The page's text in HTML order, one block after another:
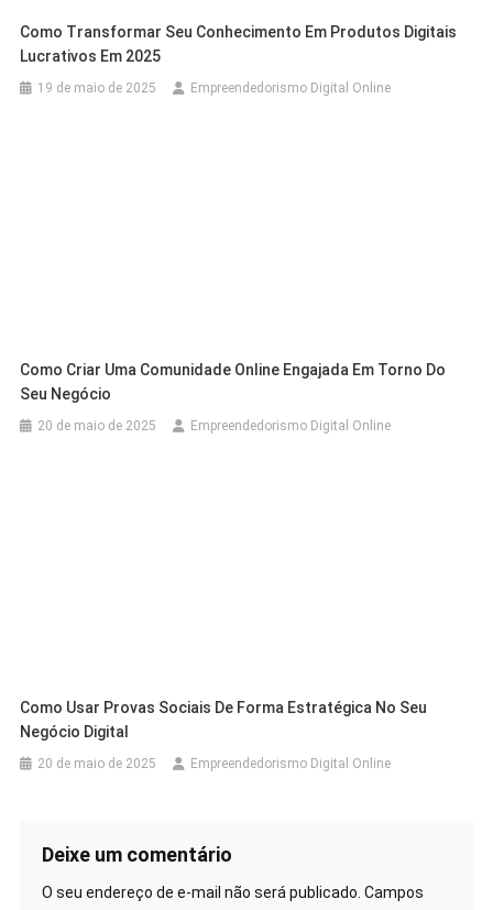
Como Transformar Seu Conhecimento Em Produtos Digitais
Lucrativos Em 2025
19 de maio de 2025 Empreendedorismo Digital Online
Como Criar Uma Comunidade Online Engajada Em Torno Do
Seu Negócio
20 de maio de 2025 Empreendedorismo Digital Online
Como Usar Provas Sociais De Forma Estratégica No Seu
Negócio Digital
20 de maio de 2025 Empreendedorismo Digital Online
Deixe um comentário
O seu endereço de e-mail não será publicado. Campos